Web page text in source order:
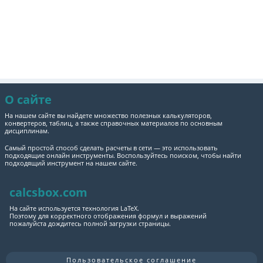
О сайте
На нашем сайте вы найдете множество полезных калькуляторов,
конвертеров, таблиц, а также справочных материалов по основным
дисциплинам.
Самый простой способ сделать расчеты в сети — это использовать
подходящие онлайн инструменты. Воспользуйтесь поиском, чтобы найти
подходящий инструмент на нашем сайте.
calcsbox.com
На сайте используется технология LaTeX.
Поэтому для корректного отображения формул и выражений
пожалуйста дождитесь полной загрузки страницы.
Пользовательское соглашение